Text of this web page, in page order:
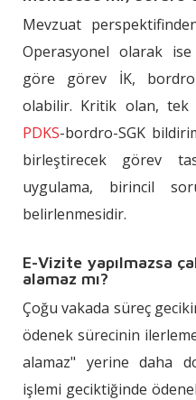
Mevzuat
Operasyonel olarak
göre görev İK,
olabilir. Kritik olan, tek
PDKS-bordro-SGK
birleştirecek görev
uygulama, birincil
belirlenmesidir.
E-Vizite yapılmazsa
alamaz mı?
Çoğu vakada süreç
ödenek sürecinin
alamaz" yerine daha
işlemi geciktiğinde